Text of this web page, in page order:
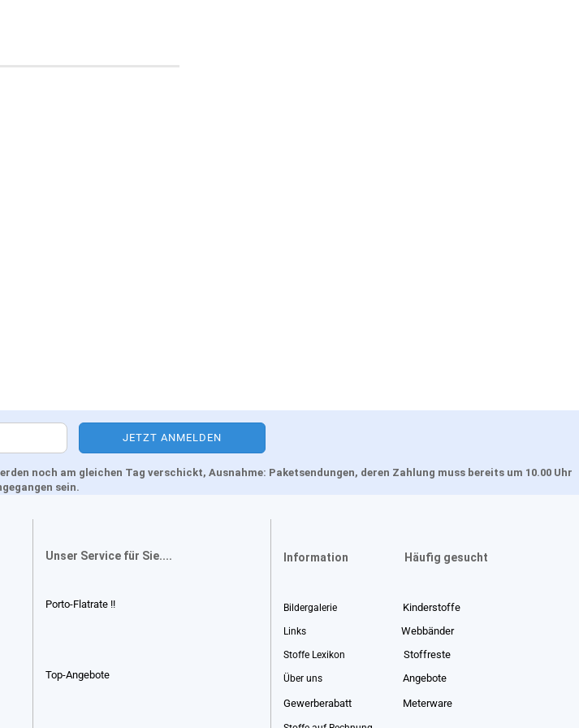
noch am gleichen Tag verschickt, Ausnahme: Paketsendungen, deren Zahlung muss bereits um 10.00 Uhr
sein.
Unser Service für Sie....
Porto-Flatrate !!
Top-Angebote
Information Häufig gesucht
Bildergalerie Kinderstoffe
Links Webbänder
Stoffe Lexikon Stoffreste
Über uns Angebote
Gewerberabatt Meterware